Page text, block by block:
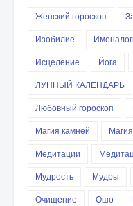
Женский гороскоп
Изобилие
Исцеление
Йога
ЛУННЫЙ КАЛЕНДАРЬ
Любовный гороскоп
Магия камней
Медитации
Мудрость
Мудры
Очищение
Ошо